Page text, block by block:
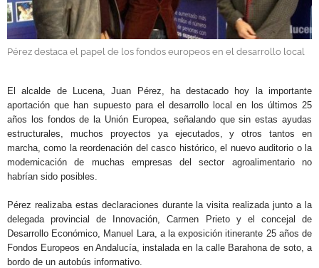
Pérez destaca el papel de los fondos europeos en el desarrollo local
El alcalde de Lucena, Juan Pérez, ha destacado hoy la importante
aportación que han supuesto para el desarrollo local en los últimos 25
años los fondos de la Unión Europea, señalando que sin estas ayudas
estructurales, muchos proyectos ya ejecutados, y otros tantos en
marcha, como la reordenación del casco histórico, el nuevo auditorio o la
modernicación de muchas empresas del sector agroalimentario no
habrían sido posibles.
Pérez realizaba estas declaraciones durante la visita realizada junto a la
delegada provincial de Innovación, Carmen Prieto y el concejal de
Desarrollo Económico, Manuel Lara, a la exposición itinerante 25 años de
Fondos Europeos en Andalucía, instalada en la calle Barahona de soto, a
bordo de un autobús informativo.